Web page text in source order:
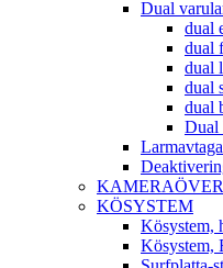
Dual
dual
dual
dual
dual
dual
Dual
KÖSYSTEM
Kösystem,